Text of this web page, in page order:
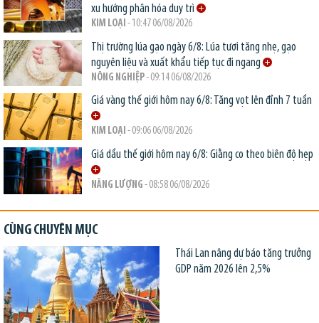
xu hướng phân hóa duy trì
KIM LOẠI - 10:47 06/08/2026
Thị trường lúa gạo ngày 6/8: Lúa tươi tăng nhẹ, gạo
nguyên liệu và xuất khẩu tiếp tục đi ngang
NÔNG NGHIỆP- 09:14 06/08/2026
Giá vàng thế giới hôm nay 6/8: Tăng vọt lên đỉnh 7 tuần
KIM LOẠI - 09:06 06/08/2026
Giá dầu thế giới hôm nay 6/8: Giằng co theo biên độ hẹp
NĂNG LƯỢNG - 08:58 06/08/2026
CÙNG CHUYÊN MỤC
Thái Lan nâng dự báo tăng trưởng
GDP năm 2026 lên 2,5%